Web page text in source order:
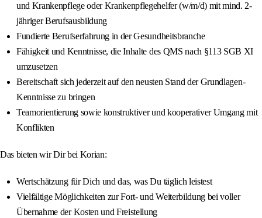
und Krankenpflege oder Krankenpflegehelfer (w/m/d) mit mind. 2-
jähriger Berufsausbildung
Fundierte Berufserfahrung in der Gesundheitsbranche
Fähigkeit und Kenntnisse, die Inhalte des QMS nach §113 SGB XI
umzusetzen
Bereitschaft sich jederzeit auf den neusten Stand der Grundlagen-
Kenntnisse zu bringen
Teamorientierung sowie konstruktiver und kooperativer Umgang mit
Konflikten
Das bieten wir Dir bei Korian:
Wertschätzung für Dich und das, was Du täglich leistest
Vielfältige Möglichkeiten zur Fort- und Weiterbildung bei voller
Übernahme der Kosten und Freistellung